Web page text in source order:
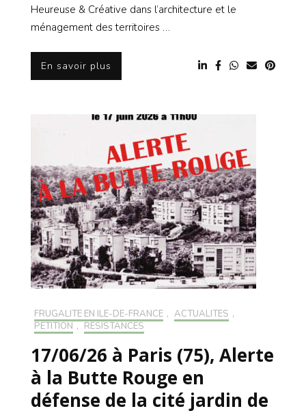
Heureuse & Créative dans l’architecture et le
ménagement des territoires …
En savoir plus
FRUGALITÉ EN ILE-DE-FRANCE , ACTUALITÉS ,
PÉTITION , RÉSISTANCES
17/06/26 à Paris (75), Alerte
à la Butte Rouge en
défense de la cité jardin de